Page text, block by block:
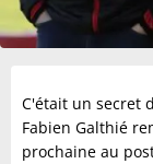
C'était un secret
Fabien Galthié
prochaine au